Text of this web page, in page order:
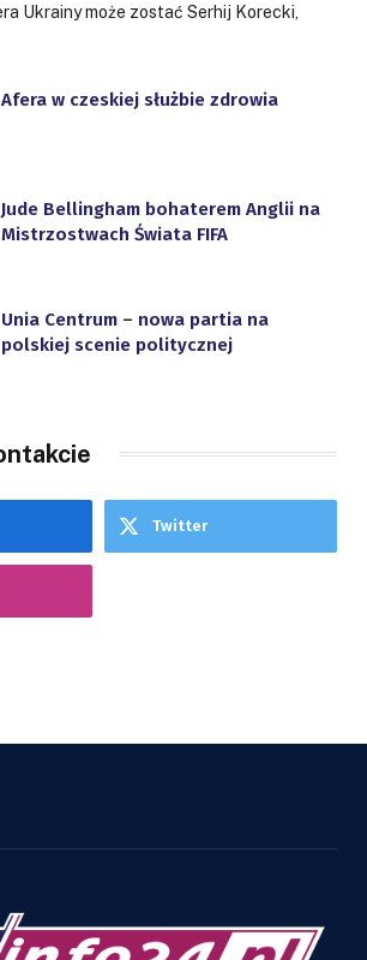
Ukrainy może zostać Serhij Korecki,
Afera w czeskiej służbie zdrowia
Jude Bellingham bohaterem Anglii na
Mistrzostwach Świata FIFA
Unia Centrum – nowa partia na
polskiej scenie politycznej
Twitter